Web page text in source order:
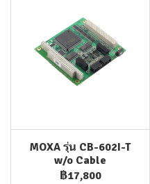
MOXA รุ่น CB-602I-T
w/o Cable
฿17,800